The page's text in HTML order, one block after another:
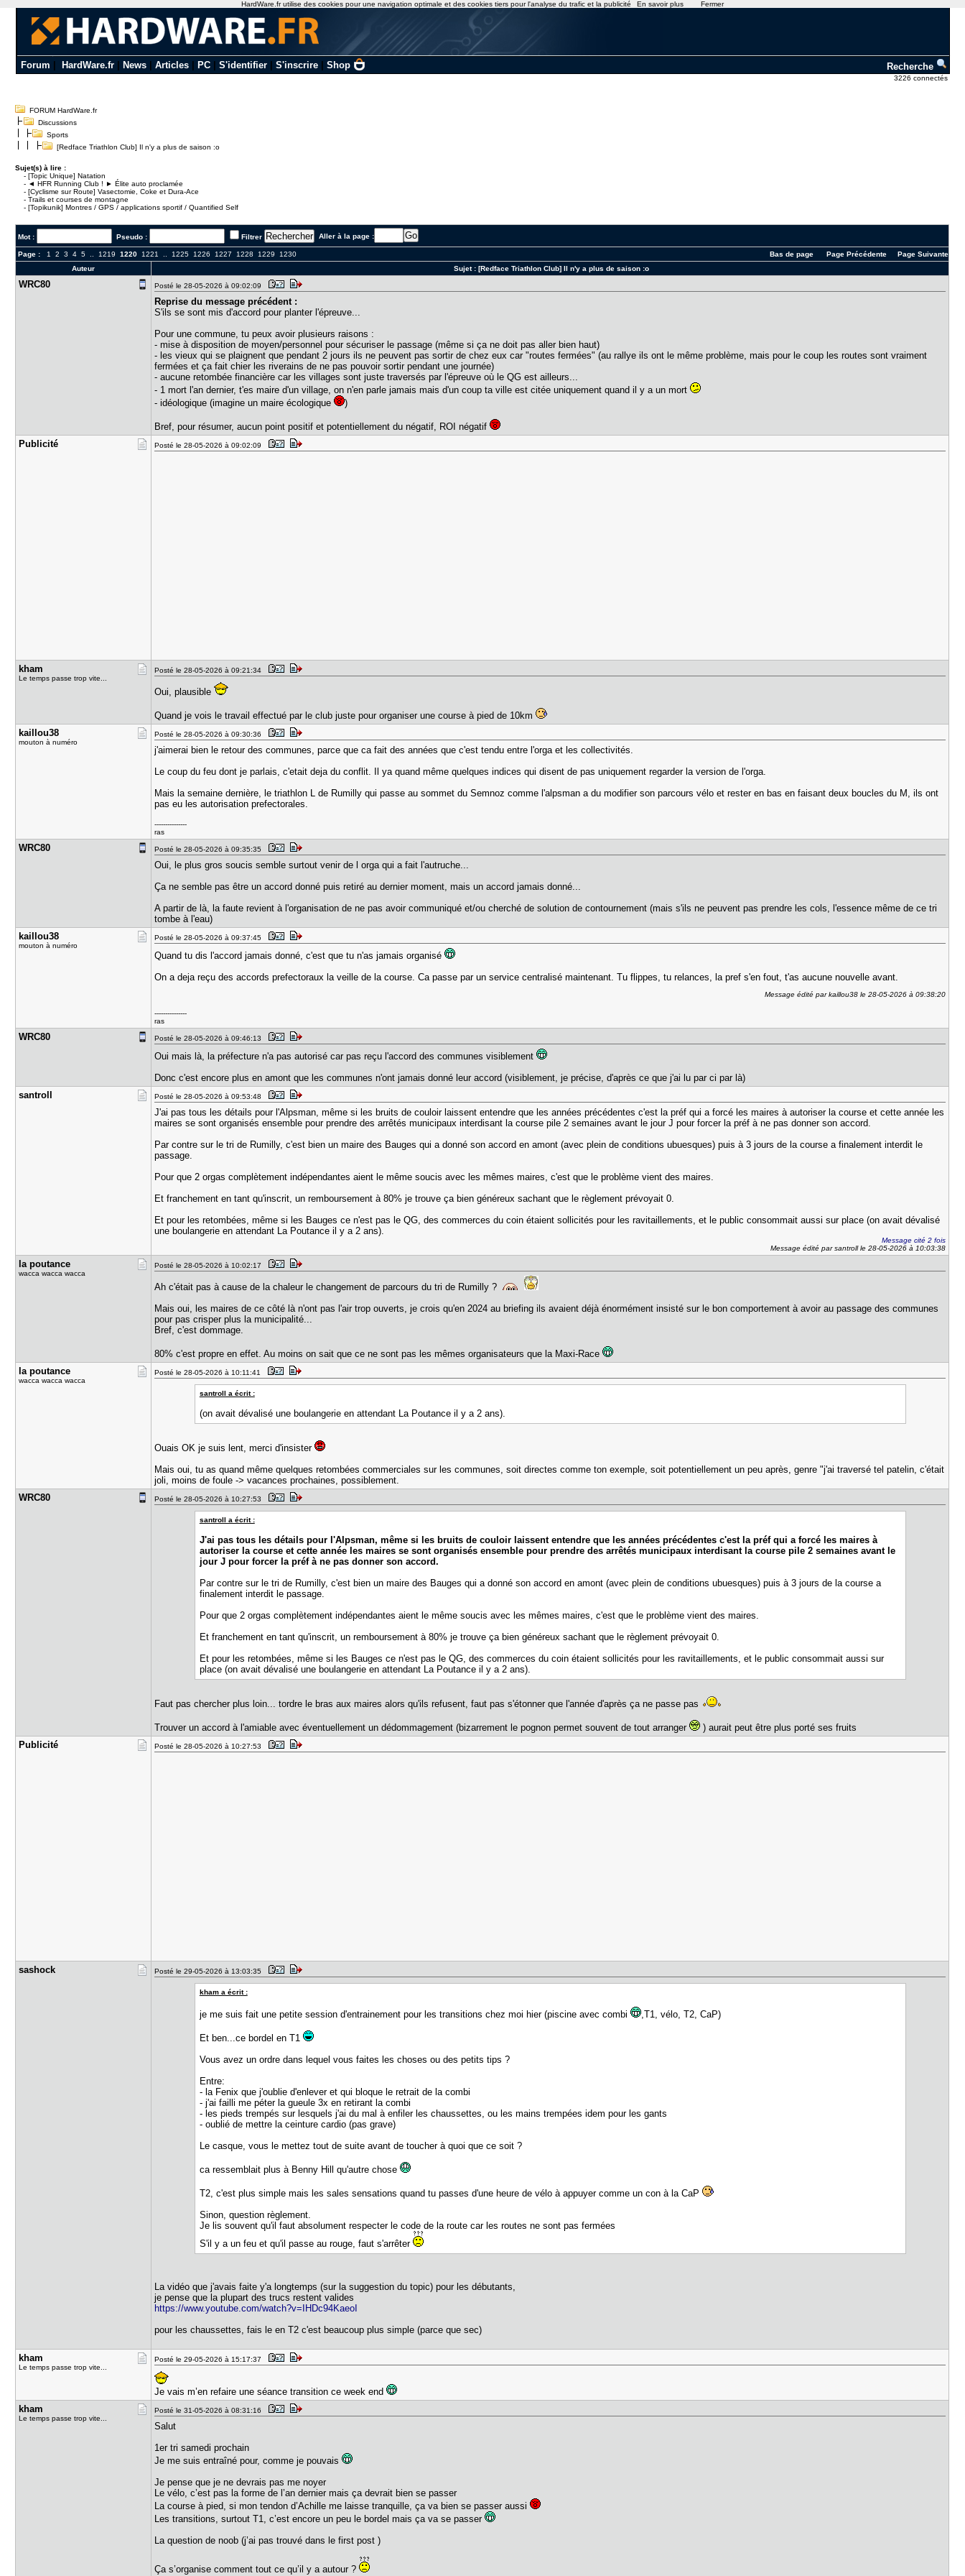
Forum HardWare.fr| News| Articles| PC| S'identifier| S'inscrire| Shop Recherche
3226 connectés
FORUM HardWare.fr
Discussions
Sports
[Redface Triathlon Club] Il n'y a plus de saison :o
Sujet(s) à lire :
-[Topic Unique] Natation
- ◄ HFR Running Club ! ► Élite auto proclamée
-[Cyclisme sur Route] Vasectomie, Coke et Dura-Ace
-Trails et courses de montagne
-[Topikunik] Montres / GPS / applications sportif / Quantified Self
Mot : Pseudo : Filtrer Aller à la page :
Page : 1 2 3 4 5 1219 1220 1221 1225 1226 1227 1228 1229 1230 Page Suivante
Page Précédente
Bas de page
Auteur
Sujet : [Redface Triathlon Club] Il n'y a plus de saison :o
WRC80 Posté le 28-05-2026 à 09:02:09
Reprise du message précédent :
S'ils se sont mis d'accord pour planter l'épreuve...
Pour une commune, tu peux avoir plusieurs raisons :
- mise à disposition de moyen/personnel pour sécuriser le passage (même si ça ne doit pas aller bien haut)
- les vieux qui se plaignent que pendant 2 jours ils ne peuvent pas sortir de chez eux car "routes fermées" (au rallye ils ont le même problème, mais pour le coup les routes sont vraiment
fermées et ça fait chier les riverains de ne pas pouvoir sortir pendant une journée)
- aucune retombée financière car les villages sont juste traversés par l'épreuve où le QG est ailleurs...
- 1 mort l'an dernier, t'es maire d'un village, on n'en parle jamais mais d'un coup ta ville est citée uniquement quand il y a un mort
- idéologique (imagine un maire écologique
)
Bref, pour résumer, aucun point positif et potentiellement du négatif, ROI négatif
Publicité
Posté le 28-05-2026 à 09:02:09
kham
Le temps passe trop vite...
Posté le 28-05-2026 à 09:21:34
Oui, plausible
Quand je vois le travail effectué par le club juste pour organiser une course à pied de 10km
kaillou38
mouton à numéro
Posté le 28-05-2026 à 09:30:36
j'aimerai bien le retour des communes, parce que ca fait des années que c'est tendu entre l'orga et les collectivités.
Le coup du feu dont je parlais, c'etait deja du conflit. Il ya quand même quelques indices qui disent de pas uniquement regarder la version de l'orga.
Mais la semaine dernière, le triathlon L de Rumilly qui passe au sommet du Semnoz comme l'alpsman a du modifier son parcours vélo et rester en bas en faisant deux boucles du M, ils ont
pas eu les autorisation prefectorales.
---------------
ras
WRC80 Posté le 28-05-2026 à 09:35:35
Oui, le plus gros soucis semble surtout venir de l orga qui a fait l'autruche...
Ça ne semble pas être un accord donné puis retiré au dernier moment, mais un accord jamais donné...
A partir de là, la faute revient à l'organisation de ne pas avoir communiqué et/ou cherché de solution de contournement (mais s'ils ne peuvent pas prendre les cols, l'essence même de ce tri
tombe à l'eau)
kaillou38
mouton à numéro
Posté le 28-05-2026 à 09:37:45
Quand tu dis l'accord jamais donné, c'est que tu n'as jamais organisé
On a deja reçu des accords prefectoraux la veille de la course. Ca passe par un service centralisé maintenant. Tu flippes, tu relances, la pref s'en fout, t'as aucune nouvelle avant.
Message édité par kaillou38 le 28-05-2026 à 09:38:20
---------------
ras
WRC80 Posté le 28-05-2026 à 09:46:13
Oui mais là, la préfecture n'a pas autorisé car pas reçu l'accord des communes visiblement
Donc c'est encore plus en amont que les communes n'ont jamais donné leur accord (visiblement, je précise, d'après ce que j'ai lu par ci par là)
santroll
Posté le 28-05-2026 à 09:53:48
J'ai pas tous les détails pour l'Alpsman, même si les bruits de couloir laissent entendre que les années précédentes c'est la préf qui a forcé les maires à autoriser la course et cette année les
maires se sont organisés ensemble pour prendre des arrêtés municipaux interdisant la course pile 2 semaines avant le jour J pour forcer la préf à ne pas donner son accord.
Par contre sur le tri de Rumilly, c'est bien un maire des Bauges qui a donné son accord en amont (avec plein de conditions ubuesques) puis à 3 jours de la course a finalement interdit le
passage.
Pour que 2 orgas complètement indépendantes aient le même soucis avec les mêmes maires, c'est que le problème vient des maires.
Et franchement en tant qu'inscrit, un remboursement à 80% je trouve ça bien généreux sachant que le règlement prévoyait 0.
Et pour les retombées, même si les Bauges ce n'est pas le QG, des commerces du coin étaient sollicités pour les ravitaillements, et le public consommait aussi sur place (on avait dévalisé
une boulangerie en attendant La Poutance il y a 2 ans).
Message cité 2 fois
Message édité par santroll le 28-05-2026 à 10:03:38
la poutanc​e
wacca wacca wacca
Posté le 28-05-2026 à 10:02:17
Ah c'était pas à cause de la chaleur le changement de parcours du tri de Rumilly ?
Mais oui, les maires de ce côté là n'ont pas l'air trop ouverts, je crois qu'en 2024 au briefing ils avaient déjà énormément insisté sur le bon comportement à avoir au passage des communes
pour pas crisper plus la municipalité...
Bref, c'est dommage.
80% c'est propre en effet. Au moins on sait que ce ne sont pas les mêmes organisateurs que la Maxi-Race
la poutanc​e
wacca wacca wacca
Posté le 28-05-2026 à 10:11:41
santroll a écrit :
(on avait dévalisé une boulangerie en attendant La Poutance il y a 2 ans).
Ouais OK je suis lent, merci d'insister
Mais oui, tu as quand même quelques retombées commerciales sur les communes, soit directes comme ton exemple, soit potentiellement un peu après, genre "j'ai traversé tel patelin, c'était
joli, moins de foule -> vacances prochaines, possiblement.
WRC80
Posté le 28-05-2026 à 10:27:53
santroll a écrit :
J'ai pas tous les détails pour l'Alpsman, même si les bruits de couloir laissent entendre que les années précédentes c'est la préf qui a forcé les maires à
autoriser la course et cette année les maires se sont organisés ensemble pour prendre des arrêtés municipaux interdisant la course pile 2 semaines avant le
jour J pour forcer la préf à ne pas donner son accord.
Par contre sur le tri de Rumilly, c'est bien un maire des Bauges qui a donné son accord en amont (avec plein de conditions ubuesques) puis à 3 jours de la course a
finalement interdit le passage.
Pour que 2 orgas complètement indépendantes aient le même soucis avec les mêmes maires, c'est que le problème vient des maires.
Et franchement en tant qu'inscrit, un remboursement à 80% je trouve ça bien généreux sachant que le règlement prévoyait 0.
Et pour les retombées, même si les Bauges ce n'est pas le QG, des commerces du coin étaient sollicités pour les ravitaillements, et le public consommait aussi sur
place (on avait dévalisé une boulangerie en attendant La Poutance il y a 2 ans).
Faut pas chercher plus loin... tordre le bras aux maires alors qu'ils refusent, faut pas s'étonner que l'année d'après ça ne passe pas
Trouver un accord à l'amiable avec éventuellement un dédommagement (bizarrement le pognon permet souvent de tout arranger
) aurait peut être plus porté ses fruits
Publicité
Posté le 28-05-2026 à 10:27:53
sashock Posté le 29-05-2026 à 13:03:35
kham a écrit :
je me suis fait une petite session d'entrainement pour les transitions chez moi hier (piscine avec combi ,T1, vélo, T2, CaP)
Et ben...ce bordel en T1
Vous avez un ordre dans lequel vous faites les choses ou des petits tips ?
Entre:
- la Fenix que j'oublie d'enlever et qui bloque le retrait de la combi
- j'ai failli me péter la gueule 3x en retirant la combi
- les pieds trempés sur lesquels j'ai du mal à enfiler les chaussettes, ou les mains trempées idem pour les gants
- oublié de mettre la ceinture cardio (pas grave)
Le casque, vous le mettez tout de suite avant de toucher à quoi que ce soit ?
ca ressemblait plus à Benny Hill qu'autre chose
T2, c'est plus simple mais les sales sensations quand tu passes d'une heure de vélo à appuyer comme un con à la CaP
Sinon, question règlement.
Je lis souvent qu'il faut absolument respecter le code de la route car les routes ne sont pas fermées
S'il y a un feu et qu'il passe au rouge, faut s'arrêter
La vidéo que j'avais faite y'a longtemps (sur la suggestion du topic) pour les débutants,
je pense que la plupart des trucs restent valides
https://www.youtube.com/watch?v=IHDc94KaeoI
pour les chaussettes, fais le en T2 c'est beaucoup plus simple (parce que sec)
kham
Le temps passe trop vite...
Posté le 29-05-2026 à 15:17:37
Je vais m’en refaire une séance transition ce week end
kham
Le temps passe trop vite...
Posté le 31-05-2026 à 08:31:16
Salut
1er tri samedi prochain
Je me suis entraîné pour, comme je pouvais
Je pense que je ne devrais pas me noyer
Le vélo, c’est pas la forme de l’an dernier mais ça devrait bien se passer
La course à pied, si mon tendon d’Achille me laisse tranquille, ça va bien se passer aussi
Les transitions, surtout T1, c’est encore un peu le bordel mais ça va se passer
La question de noob (j’ai pas trouvé dans le first post )
Ça s’organise comment tout ce qu’il y a autour ?
HardWare.fr utilise des cookies pour une navigation optimale et des cookies tiers pour l'analyse du trafic et la publicité En savoir plus Fermer